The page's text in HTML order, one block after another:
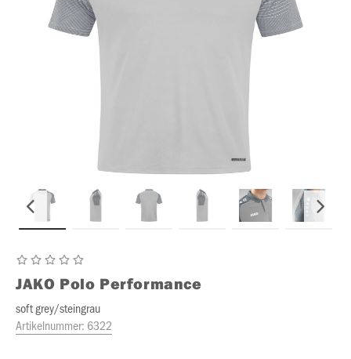
JAKO Polo Performance
soft grey/steingrau
Artikelnummer: 6322